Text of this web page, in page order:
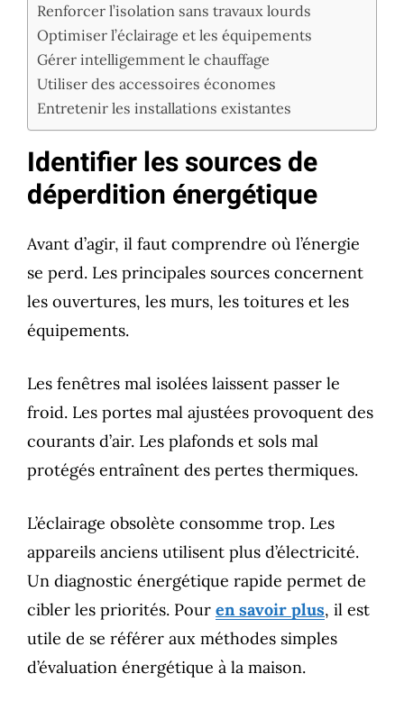
Renforcer l’isolation sans travaux lourds
Optimiser l’éclairage et les équipements
Gérer intelligemment le chauffage
Utiliser des accessoires économes
Entretenir les installations existantes
Identifier les sources de
déperdition énergétique
Avant d’agir, il faut comprendre où l’énergie
se perd. Les principales sources concernent
les ouvertures, les murs, les toitures et les
équipements.
Les fenêtres mal isolées laissent passer le
froid. Les portes mal ajustées provoquent des
courants d’air. Les plafonds et sols mal
protégés entraînent des pertes thermiques.
L’éclairage obsolète consomme trop. Les
appareils anciens utilisent plus d’électricité.
Un diagnostic énergétique rapide permet de
cibler les priorités. Pour en savoir plus, il est
utile de se référer aux méthodes simples
d’évaluation énergétique à la maison.